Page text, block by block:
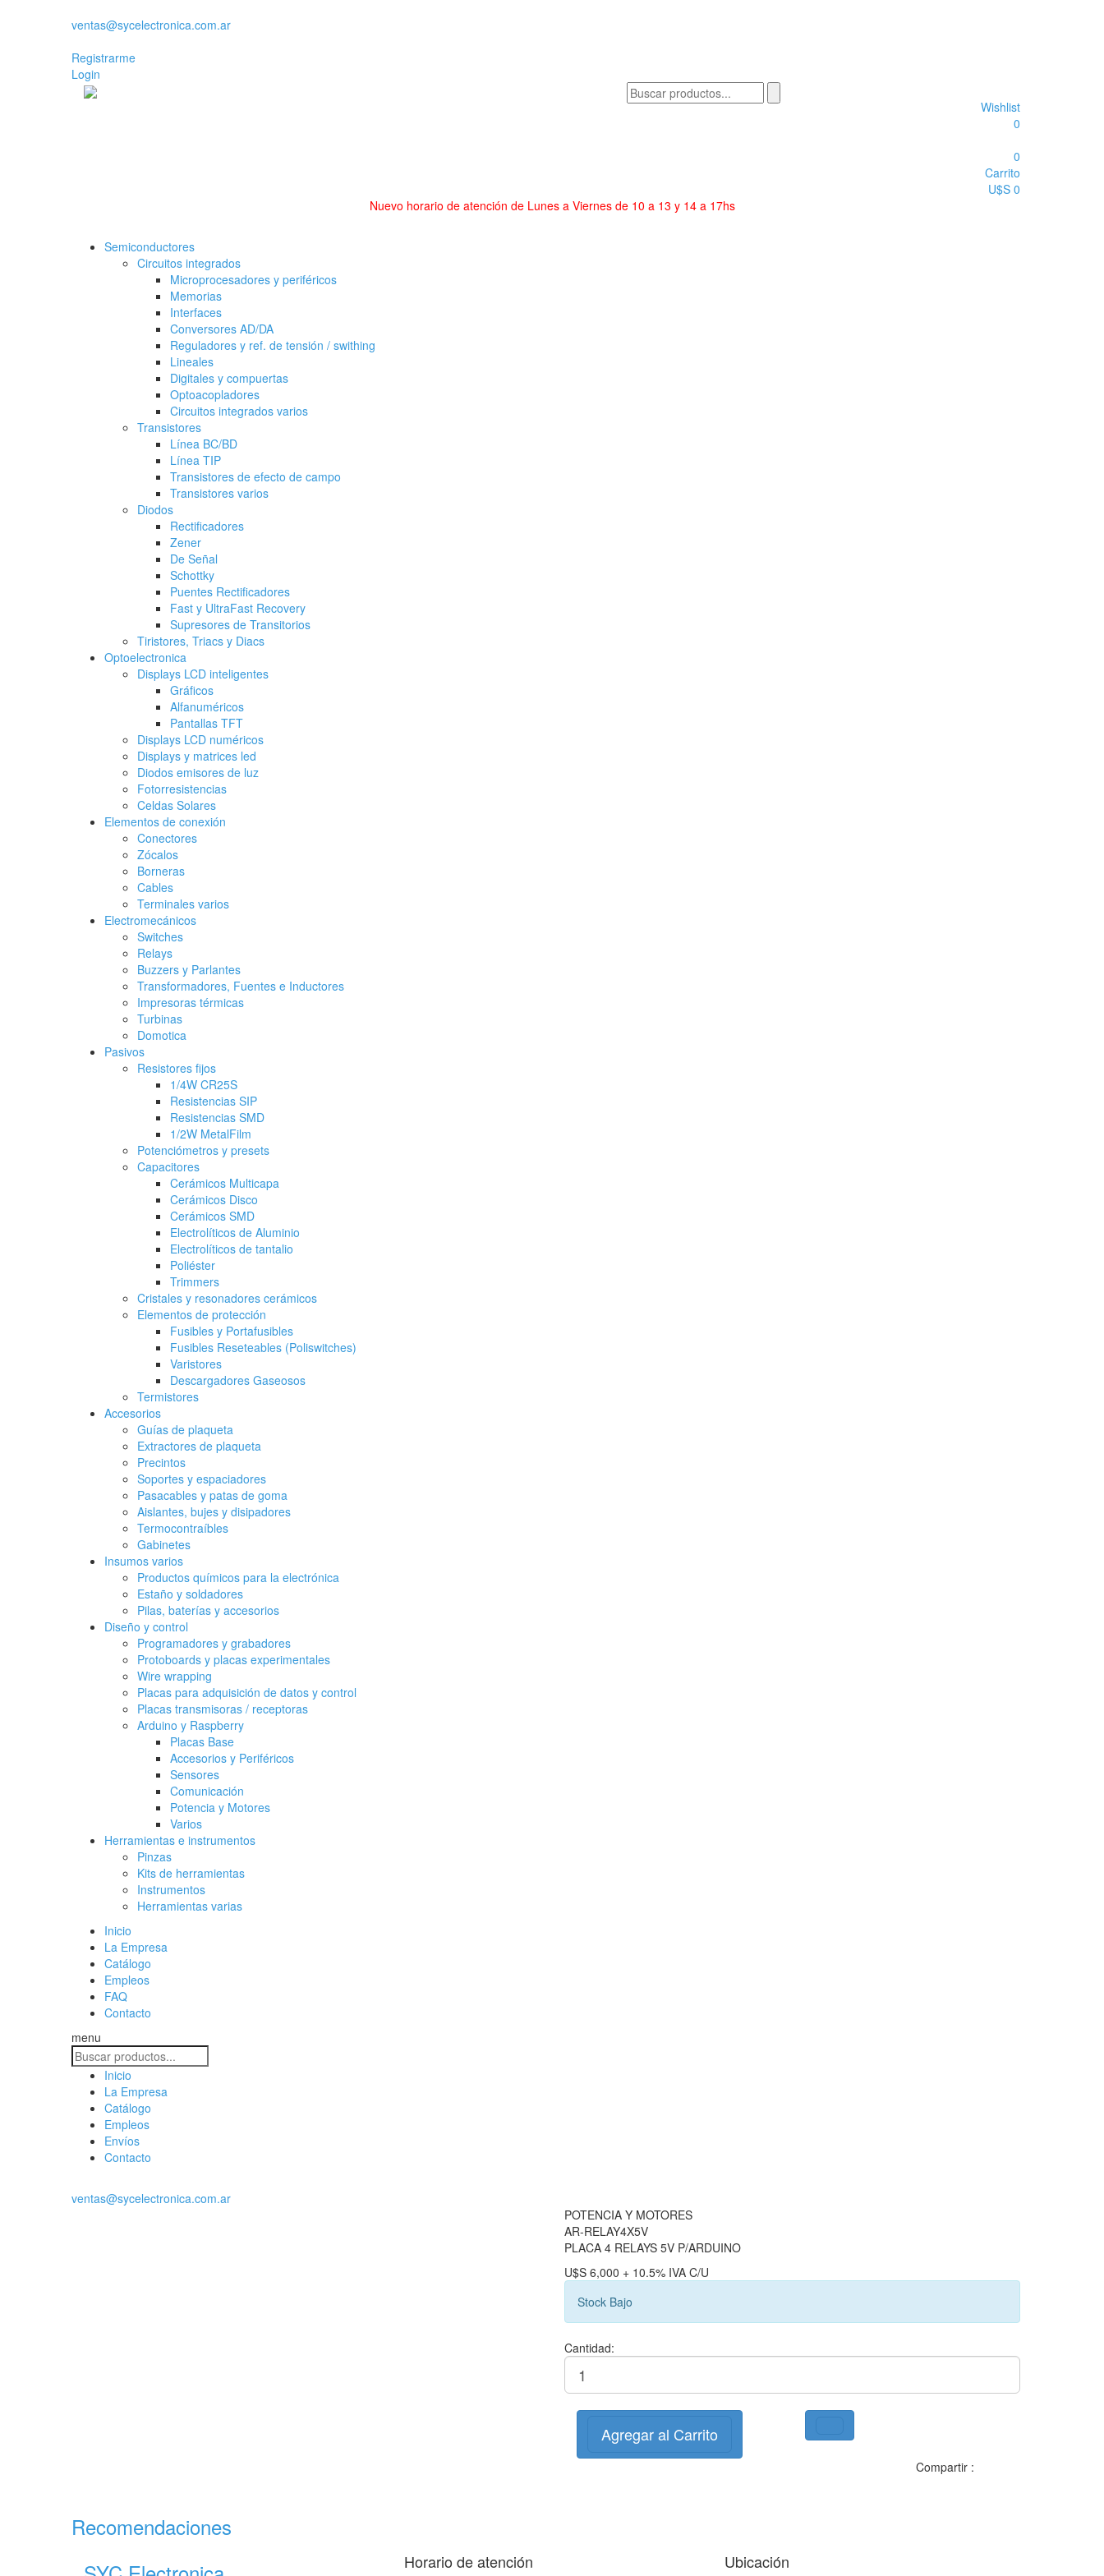
ventas@sycelectronica.com.ar
Registrarme
Login
Wishlist
0
0
Carrito
U$S 0
Nuevo horario de atención de Lunes a Viernes de 10 a 13 y 14 a 17hs
Semiconductores
Circuitos integrados
Microprocesadores y periféricos
Memorias
Interfaces
Conversores AD/DA
Reguladores y ref. de tensión / swithing
Lineales
Digitales y compuertas
Optoacopladores
Circuitos integrados varios
Transistores
Línea BC/BD
Línea TIP
Transistores de efecto de campo
Transistores varios
Diodos
Rectificadores
Zener
De Señal
Schottky
Puentes Rectificadores
Fast y UltraFast Recovery
Supresores de Transitorios
Tiristores, Triacs y Diacs
Optoelectronica
Displays LCD inteligentes
Gráficos
Alfanuméricos
Pantallas TFT
Displays LCD numéricos
Displays y matrices led
Diodos emisores de luz
Fotorresistencias
Celdas Solares
Elementos de conexión
Conectores
Zócalos
Borneras
Cables
Terminales varios
Electromecánicos
Switches
Relays
Buzzers y Parlantes
Transformadores, Fuentes e Inductores
Impresoras térmicas
Turbinas
Domotica
Pasivos
Resistores fijos
1/4W CR25S
Resistencias SIP
Resistencias SMD
1/2W MetalFilm
Potenciómetros y presets
Capacitores
Cerámicos Multicapa
Cerámicos Disco
Cerámicos SMD
Electrolíticos de Aluminio
Electrolíticos de tantalio
Poliéster
Trimmers
Cristales y resonadores cerámicos
Elementos de protección
Fusibles y Portafusibles
Fusibles Reseteables (Poliswitches)
Varistores
Descargadores Gaseosos
Termistores
Accesorios
Guías de plaqueta
Extractores de plaqueta
Precintos
Soportes y espaciadores
Pasacables y patas de goma
Aislantes, bujes y disipadores
Termocontraíbles
Gabinetes
Insumos varios
Productos químicos para la electrónica
Estaño y soldadores
Pilas, baterías y accesorios
Diseño y control
Programadores y grabadores
Protoboards y placas experimentales
Wire wrapping
Placas para adquisición de datos y control
Placas transmisoras / receptoras
Arduino y Raspberry
Placas Base
Accesorios y Periféricos
Sensores
Comunicación
Potencia y Motores
Varios
Herramientas e instrumentos
Pinzas
Kits de herramientas
Instrumentos
Herramientas varias
Inicio
La Empresa
Catálogo
Empleos
FAQ
Contacto
menu
Inicio
La Empresa
Catálogo
Empleos
Envíos
Contacto
ventas@sycelectronica.com.ar
POTENCIA Y MOTORES
AR-RELAY4X5V
PLACA 4 RELAYS 5V P/ARDUINO
U$S 6,000 + 10.5% IVA C/U
Stock Bajo
Cantidad:
Agregar al Carrito
Compartir :
Recomendaciones
Horario de atención Ubicación